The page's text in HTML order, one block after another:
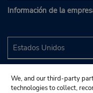
Información de la
We, and our third-party
technologies to collect,